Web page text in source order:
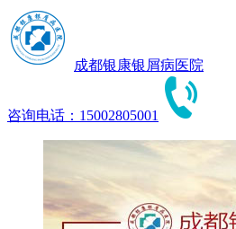
成都银康银屑病医院
咨询电话：15002805001